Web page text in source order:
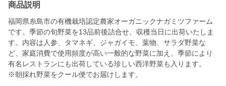
商品説明
福岡県糸島市の有機栽培認定農家オーガニックナガミツファーム
です。季節の旬野菜を13品前後詰合せ、収穫当日に出荷いたしま
す。内容は人参、タマネギ、ジャガイモ、葉物、サラダ野菜な
ど、家庭消費で使用頻度が高い一般的な野菜に加え、季節により
有名レストランにも出荷している珍しい西洋野菜も入ります。
※朝採れ野菜をクール便でお届けします。